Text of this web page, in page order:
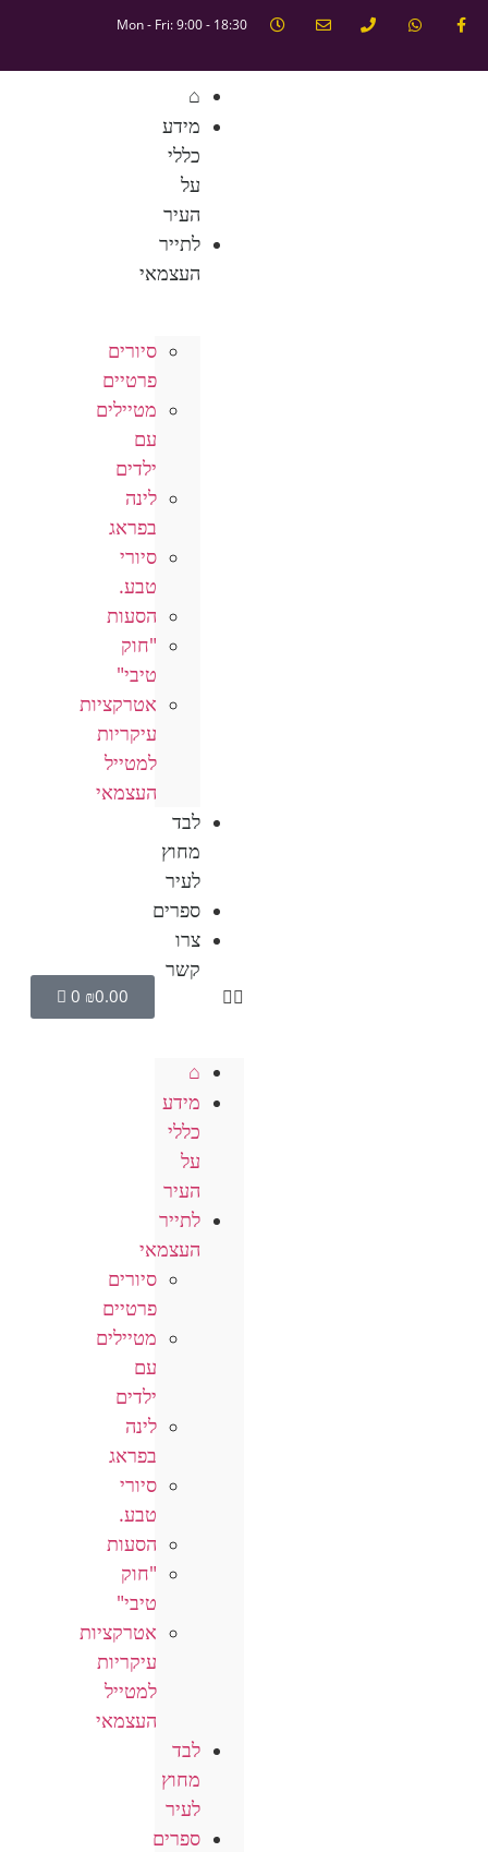
Mon - Fri: 9:00 - 18:30
⌂
מידע
כללי
על
העיר
לתייר
העצמאי
סיורים
פרטיים
מטיילים
עם
ילדים
לינה
בפראג
סיורי
טבע.
הסעות
"חוק
טיבי"
אטרקציות
עיקריות
למטייל
העצמאי
לבד
מחוץ
לעיר
ספרים
צרו
קשר
⌂
מידע
כללי
על
העיר
לתייר
העצמאי
סיורים
פרטיים
מטיילים
עם
ילדים
לינה
בפראג
סיורי
טבע.
הסעות
"חוק
טיבי"
אטרקציות
עיקריות
למטייל
העצמאי
לבד
מחוץ
לעיר
ספרים
₪0.00
0